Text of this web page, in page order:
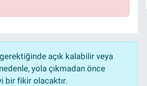
açık kalabilir veya
yola çıkmadan önce
bir fikir olacaktır.